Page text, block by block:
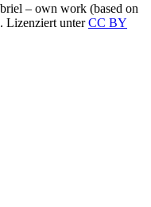
– own work (based on
Lizenziert unterCC BY